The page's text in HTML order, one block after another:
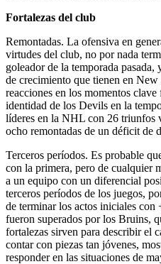
Fortalezas del club
Remontadas. La ofensiva en
virtudes del club, no por nada
goleador de la temporada
de crecimiento que tienen en New
reacciones en los momentos
identidad de los Devils en la
líderes en la NHL con 26 triunfos
ocho remontadas de un déficit de
Terceros períodos. Es probable
con la primera, pero de cualquier
a un equipo con un diferencial
terceros períodos de los juegos,
de terminar los actos iniciales
fueron superados por los Bruins,
fortalezas sirven para describir el
contar con piezas tan jóvenes,
responder en las situaciones de